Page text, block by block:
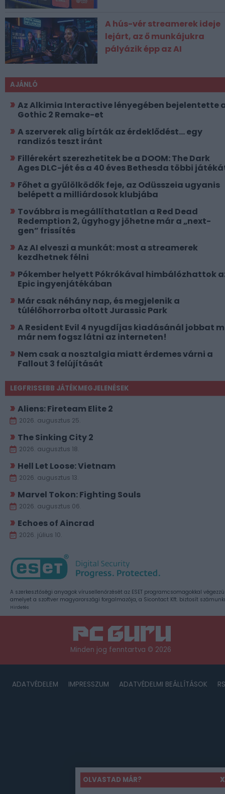
OLVASTAD MÁR? X
A hús-vér streamerek ideje
lejárt, az ő munkájukra
pályázik épp az AI
AJÁNLÓ
Az Alkimia Interactive lényegében bejelentette
Gothic 2 Remake-et
A szerverek alig bírták az érdeklődést... egy
randizós teszt iránt
Fillérekért szerezhetitek be a DOOM: The Dark
Ages DLC-jét és a 40 éves Bethesda többi
Főhet a gyűlölködők feje, az Odüsszeia ugyanis
belépett a milliárdosok klubjába
Továbbra is megállíthatatlan a Red Dead
Redemption 2, úgyhogy jöhetne már a „next-
gen” frissítés
Az AI elveszi a munkát: most a streamerek
kezdhetnek félni
Pókember helyett Pókrókával himbálózhattok
Epic ingyenjátékában
Már csak néhány nap, és megjelenik a
túlélőhorrorba oltott Jurassic Park
A Resident Evil 4 nyugdíjas kiadásánál jobbat
már nem fogsz látni az interneten!
Nem csak a nosztalgia miatt érdemes várni a
Fallout 3 felújítását
LEGFRISSEBB JÁTÉKMEGJELENÉSEK
Aliens: Fireteam Elite 2
2026. augusztus 25.
The Sinking City 2
2026. augusztus 18.
Hell Let Loose: Vietnam
2026. augusztus 13.
Marvel Tokon: Fighting Souls
2026. augusztus 06.
Echoes of Aincrad
2026. július 10.
A szerkesztőségi anyagok vírusellenőrzését az ESET programcsomagokkal
amelyet a szoftver magyarországi forgalmazója, a Sicontact Kft. biztosít
Hirdetés
Minden jog fenntartva © 2026
ADATVÉDELEM IMPRESSZUM ADATVÉDELMI BEÁLLÍTÁSOK